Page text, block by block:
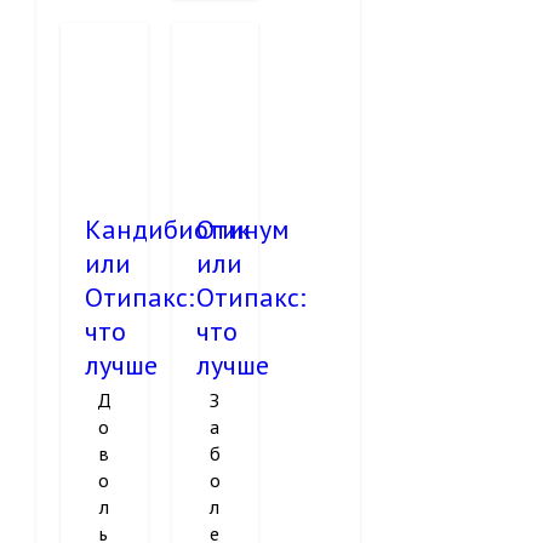
Кандибиотик
или
Отипакс:
что
лучше
Д
о
в
о
л
ь
Отинум
или
Отипакс:
что
лучше
З
а
б
о
л
е